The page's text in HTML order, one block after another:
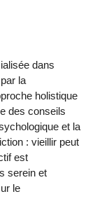
dans
la
holistique
des conseils
et la
: vieillir peut
est
serein et
le